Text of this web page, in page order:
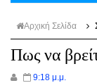
Αρχική Σελίδα
Πως να
9:18 μ.μ.